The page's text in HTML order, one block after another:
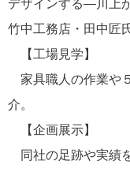
デザインする―川上
竹中工務店・田中匠
【工場見学】
家具職人の作業や
介。
【企画展示】
同社の足跡や実績